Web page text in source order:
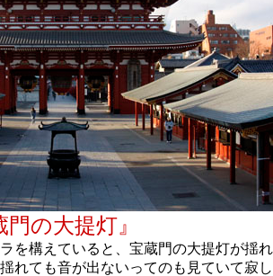
の大提灯』
構えていると、宝蔵門の大提灯が揺
れても音が出ないってのも見ていて寂